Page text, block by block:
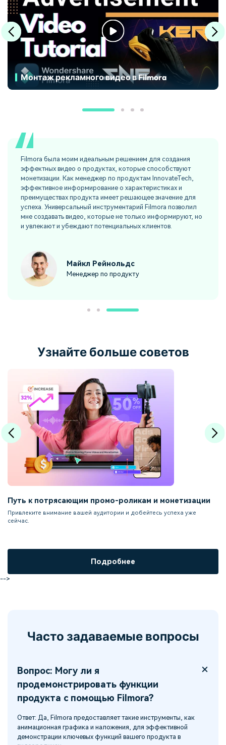
Монтаж рекламного видео в Filmora
Filmora была моим идеальным решением для создания
эффектных видео о продуктах, которые способствуют
монетизации. Как менеджер по продуктам InnovateTech,
эффективное информирование о характеристиках и
преимуществах продукта имеет решающее значение для
успеха. Универсальный инструментарий Filmora позволил
мне создавать видео, которые не только информируют, но
и увлекают и убеждают потенциальных клиентов.
Майкл Рейнольдс
Менеджер по продукту
Узнайте больше советов
Путь к потрясающим промо-роликам и монетизации
Привлеките внимание вашей аудитории и добейтесь успеха уже
сейчас.
Подробнее
-->
Часто задаваемые вопросы
Вопрос: Могу ли я
продемонстрировать функции
продукта с помощью Filmora?
Ответ: Да, Filmora предоставляет такие инструменты, как
анимационная графика и наложения, для эффективной
демонстрации ключевых функций вашего продукта в